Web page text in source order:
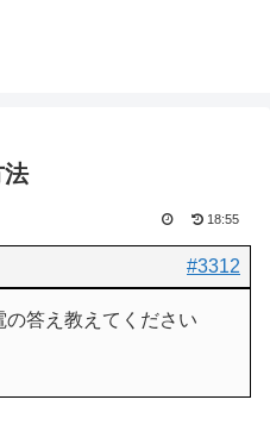
18:55
#3312
の答え教えてください